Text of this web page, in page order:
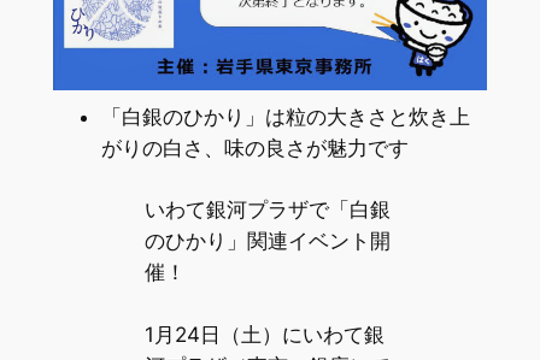
「白銀のひかり」は粒の大きさと炊き上
がりの白さ、味の良さが魅力です
いわて銀河プラザで「白銀
のひかり」関連イベント開
催！
1月24日（土）にいわて銀